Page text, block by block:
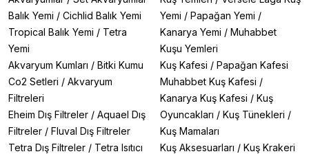
Balık Yemi / Cichlid Balık Yemi
Tropical Balık Yemi / Tetra
Yemi
Akvaryum Kumları / Bitki Kumu
Co2 Setleri / Akvaryum
Filtreleri
Eheim Dış Filtreler / Aquael Dış
Filtreler / Fluval Dış Filtreler
Tetra Dış Filtreler / Tetra Isıtıcı
Yemi / Papağan Yemi /
Kanarya Yemi / Muhabbet
Kuşu Yemleri
Kuş Kafesi / Papağan Kafesi
Muhabbet Kuş Kafesi /
Kanarya Kuş Kafesi / Kuş
Oyuncakları / Kuş Tünekleri /
Kuş Mamaları
Kuş Aksesuarları / Kuş Krakeri